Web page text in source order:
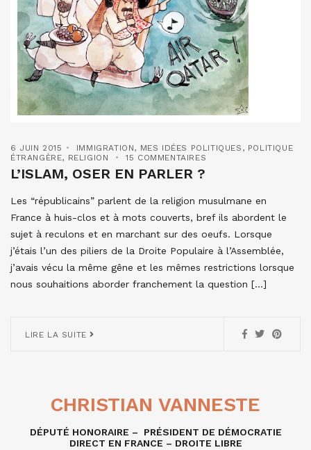
6 JUIN 2015 IMMIGRATION, MES IDÉES POLITIQUES , POLITIQUE
ÉTRANGÈRE, RELIGION 15 COMMENTAIRES
L’ISLAM, OSER EN PARLER ?
Les “républicains” parlent de la religion musulmane en
France à huis-clos et à mots couverts, bref ils abordent le
sujet à reculons et en marchant sur des oeufs. Lorsque
j’étais l’un des piliers de la Droite Populaire à l’Assemblée,
j’avais vécu la même gêne et les mêmes restrictions lorsque
nous souhaitions aborder franchement la question […]
LIRE LA SUITE
CHRISTIAN VANNESTE
DÉPUTÉ HONORAIRE – PRÉSIDENT DE DÉMOCRATIE
DIRECT EN FRANCE – DROITE LIBRE